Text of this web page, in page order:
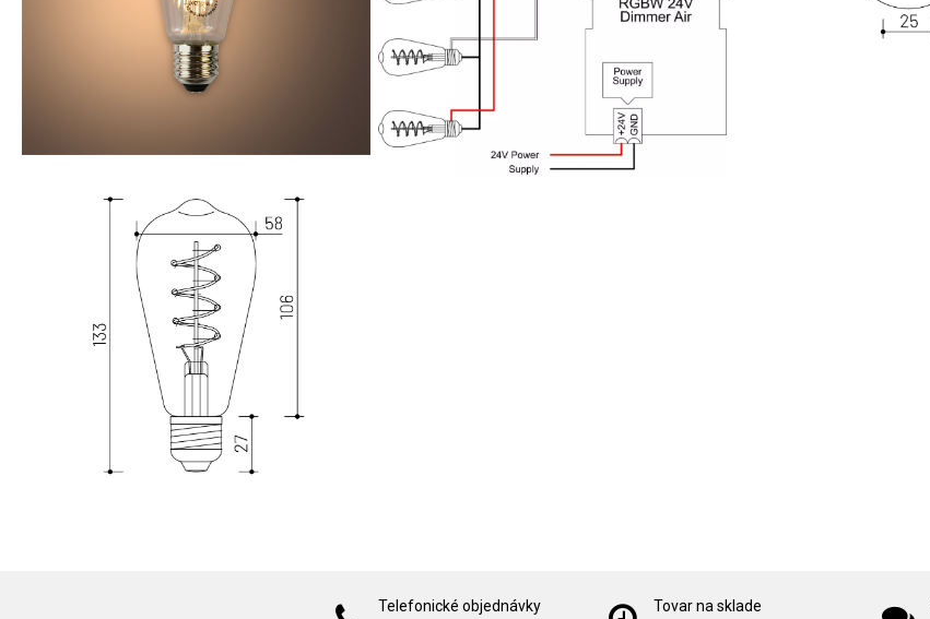
Telefonické objednávky
Tovar na sklade